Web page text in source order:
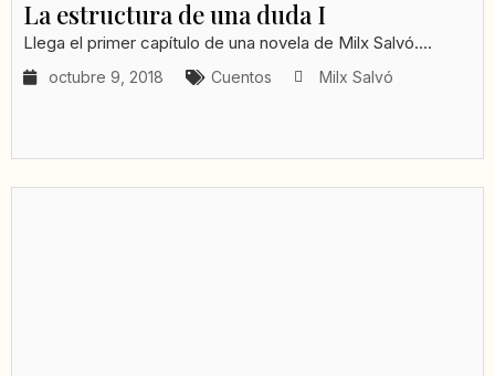
La estructura de una duda I
Llega el primer capítulo de una novela de Milx Salvó....
octubre 9, 2018 Cuentos Milx Salvó